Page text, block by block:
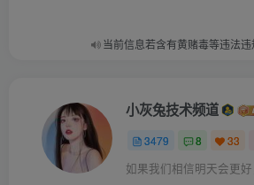
当前信息若含有黄赌毒等违法违
小灰兔技术频道
3479 8 33
如果我们相信明天会更